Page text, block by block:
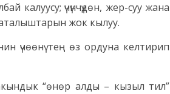
калуусу; үчүнчүдөн, жер-суу жана
жок кылуу.
үчөөнү тең өз ордуна келтирип
“өнөр алды – кызыл тил”